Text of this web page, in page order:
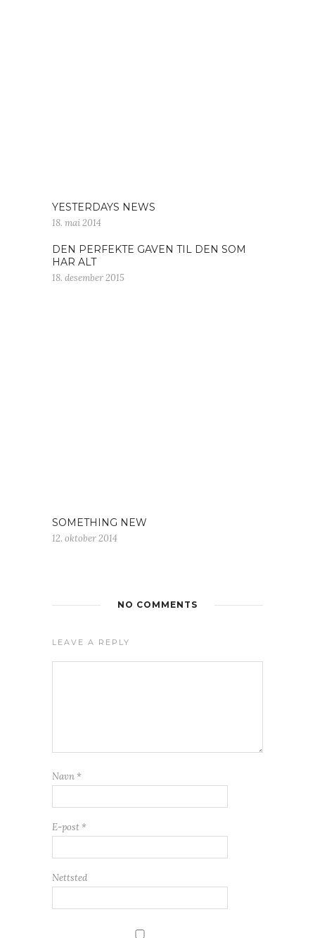
YESTERDAYS NEWS
18. mai 2014
DEN PERFEKTE GAVEN TIL DEN SOM
HAR ALT
18. desember 2015
SOMETHING NEW
12. oktober 2014
NO COMMENTS
LEAVE A REPLY
Navn *
E-post *
Nettsted